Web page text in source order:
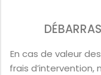
En cas de valeur
frais d’intervention,